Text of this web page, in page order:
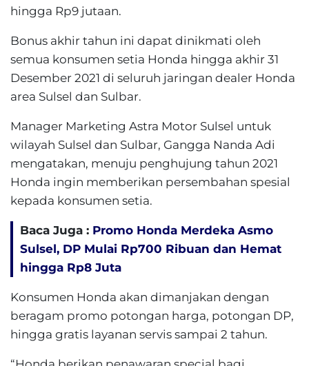
hingga Rp9 jutaan.
Bonus akhir tahun ini dapat dinikmati oleh
semua konsumen setia Honda hingga akhir 31
Desember 2021 di seluruh jaringan dealer Honda
area Sulsel dan Sulbar.
Manager Marketing Astra Motor Sulsel untuk
wilayah Sulsel dan Sulbar, Gangga Nanda Adi
mengatakan, menuju penghujung tahun 2021
Honda ingin memberikan persembahan spesial
kepada konsumen setia.
Baca Juga : Promo Honda Merdeka Asmo
Sulsel, DP Mulai Rp700 Ribuan dan Hemat
hingga Rp8 Juta
Konsumen Honda akan dimanjakan dengan
beragam promo potongan harga, potongan DP,
hingga gratis layanan servis sampai 2 tahun.